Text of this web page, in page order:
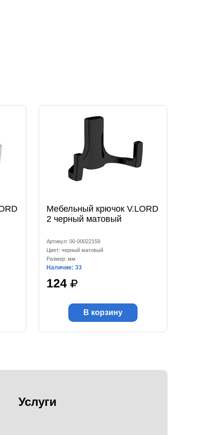
Мебельный крючок V.LORD
2 черный матовый
Артикул: 00-00022159
Цвет: черный матовый
Размер: мм
Наличие: 33
124
В корзину
Услуги